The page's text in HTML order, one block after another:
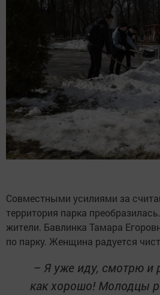
Совместными усилиями за
территория парка
жители. Бавлинка Тамара
по парку. Женщина радуется
– Я уже иду, смотрю и
как хорошо! Молодцы